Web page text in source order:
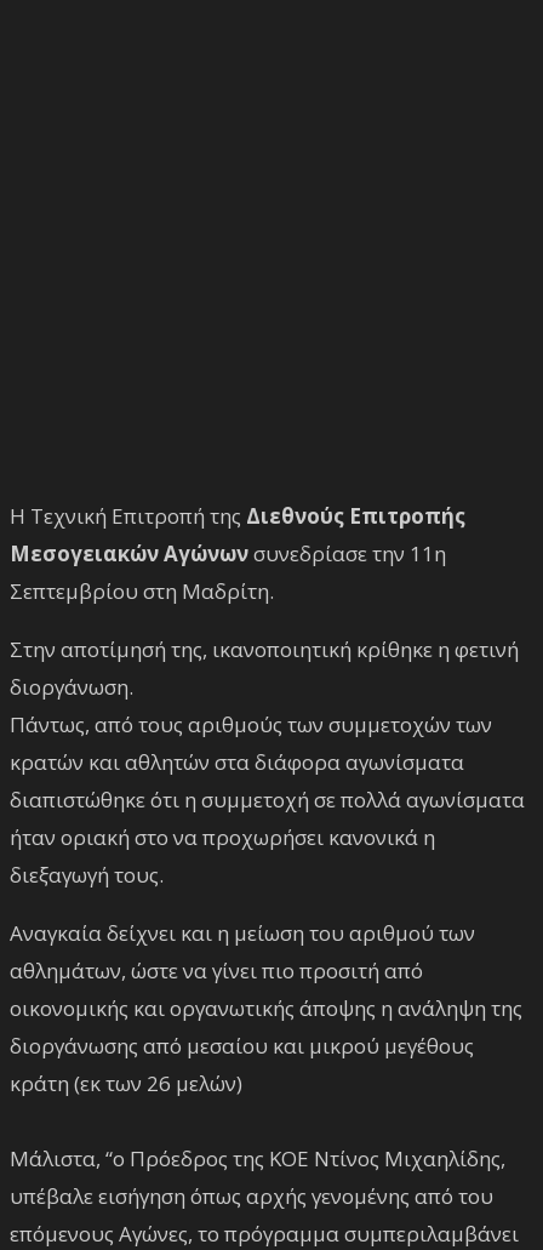
Η Τεχνική Επιτροπή της Διεθνούς Επιτροπής
Μεσογειακών Αγώνωνσυνεδρίασε την 11η
Σεπτεμβρίου στη Μαδρίτη.
Στην αποτίμησή της, ικανοποιητική κρίθηκε η φετινή
διοργάνωση.
Πάντως, από τους αριθμούς των συμμετοχών των
κρατών και αθλητών στα διάφορα αγωνίσματα
διαπιστώθηκε ότι η συμμετοχή σε πολλά αγωνίσματα
ήταν οριακή στο να προχωρήσει κανονικά η
διεξαγωγή τους.
Αναγκαία δείχνει και η μείωση του αριθμού των
αθλημάτων, ώστε να γίνει πιο προσιτή από
οικονομικής και οργανωτικής άποψης η ανάληψη της
διοργάνωσης από μεσαίου και μικρού μεγέθους
κράτη (εκ των 26 μελών)
Μάλιστα, “ο Πρόεδρος της ΚΟΕ Ντίνος Μιχαηλίδης,
υπέβαλε εισήγηση όπως αρχής γενομένης από του
επόμενους Αγώνες, το πρόγραμμα συμπεριλαμβάνει